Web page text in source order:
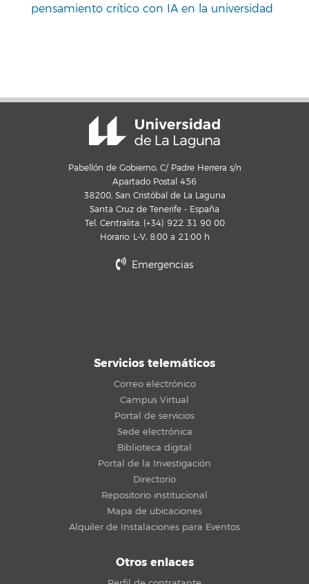
pensamiento crítico con IA en la universidad
Pabellón de Gobierno, C/ Padre Herrera s/n
Apartado Postal 456
38200, San Cristóbal de La Laguna
Santa Cruz de Tenerife - España
Tel. Centralita: (+34) 922 31 90 00
Horario: L-V, 8:00 a 21:00 h
Emergencias
Servicios telemáticos
Correo electrónico
Campus Virtual
Portal de servicios
Sede electrónica
Biblioteca digital
Portal de la Investigación
Directorio
Repositorio institucional
Mapa de ubicaciones
Alquiler de Instalaciones para Eventos
Otros enlaces